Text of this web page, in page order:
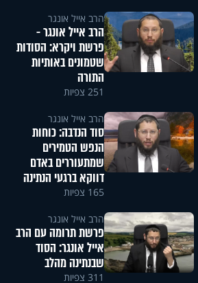
הרב אייל אונגר
הרב אייל אונגר -
פרשת ויקרא: הסודות
שטמונים באותיות
התורה
251 צפיות
הרב אייל אונגר
סוד הנדבה: כוחות
הנפש הטמירים
שמתעוררים באדם
דווקא ברגעי הנתינה
165 צפיות
הרב אייל אונגר
פרשת תרומה עם הרב
אייל אונגר: הסוד
שבנתינה מהלב
311 צפיות